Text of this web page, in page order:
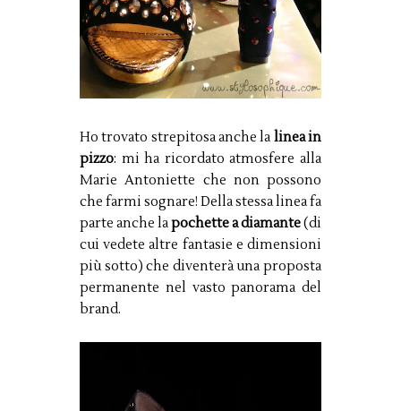
Ho trovato strepitosa anche la linea in
pizzo: mi ha ricordato atmosfere alla
Marie Antoniette che non possono
che farmi sognare! Della stessa linea fa
parte anche lapochette a diamante(di
cui vedete altre fantasie e dimensioni
più sotto) che diventerà una proposta
permanente nel vasto panorama del
brand.